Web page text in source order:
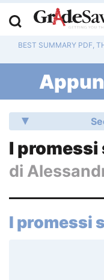
BEST SUMMARY PDF,
I promessi
di
I promessi